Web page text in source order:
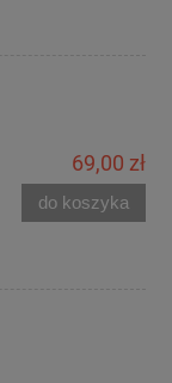
69,00 zł
do koszyka